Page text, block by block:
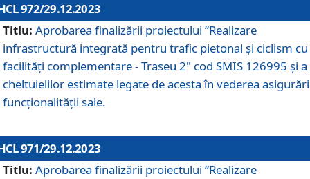
972/29.12.2023
Titlu: Aprobarea finalizării proiectului ”Realizare
infrastructură integrată pentru trafic pietonal și ciclism cu
facilități complementare - Traseu 2" cod SMIS 126995 și a
cheltuielilor estimate legate de acesta în vederea
funcționalității sale.
971/29.12.2023
Titlu: Aprobarea finalizării proiectului “Realizare